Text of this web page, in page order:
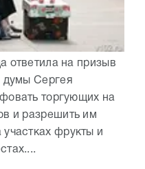
ответила на призыв
думы Сергея
торгующих на
и разрешить им
фрукты и